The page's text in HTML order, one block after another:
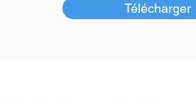
Télécharger